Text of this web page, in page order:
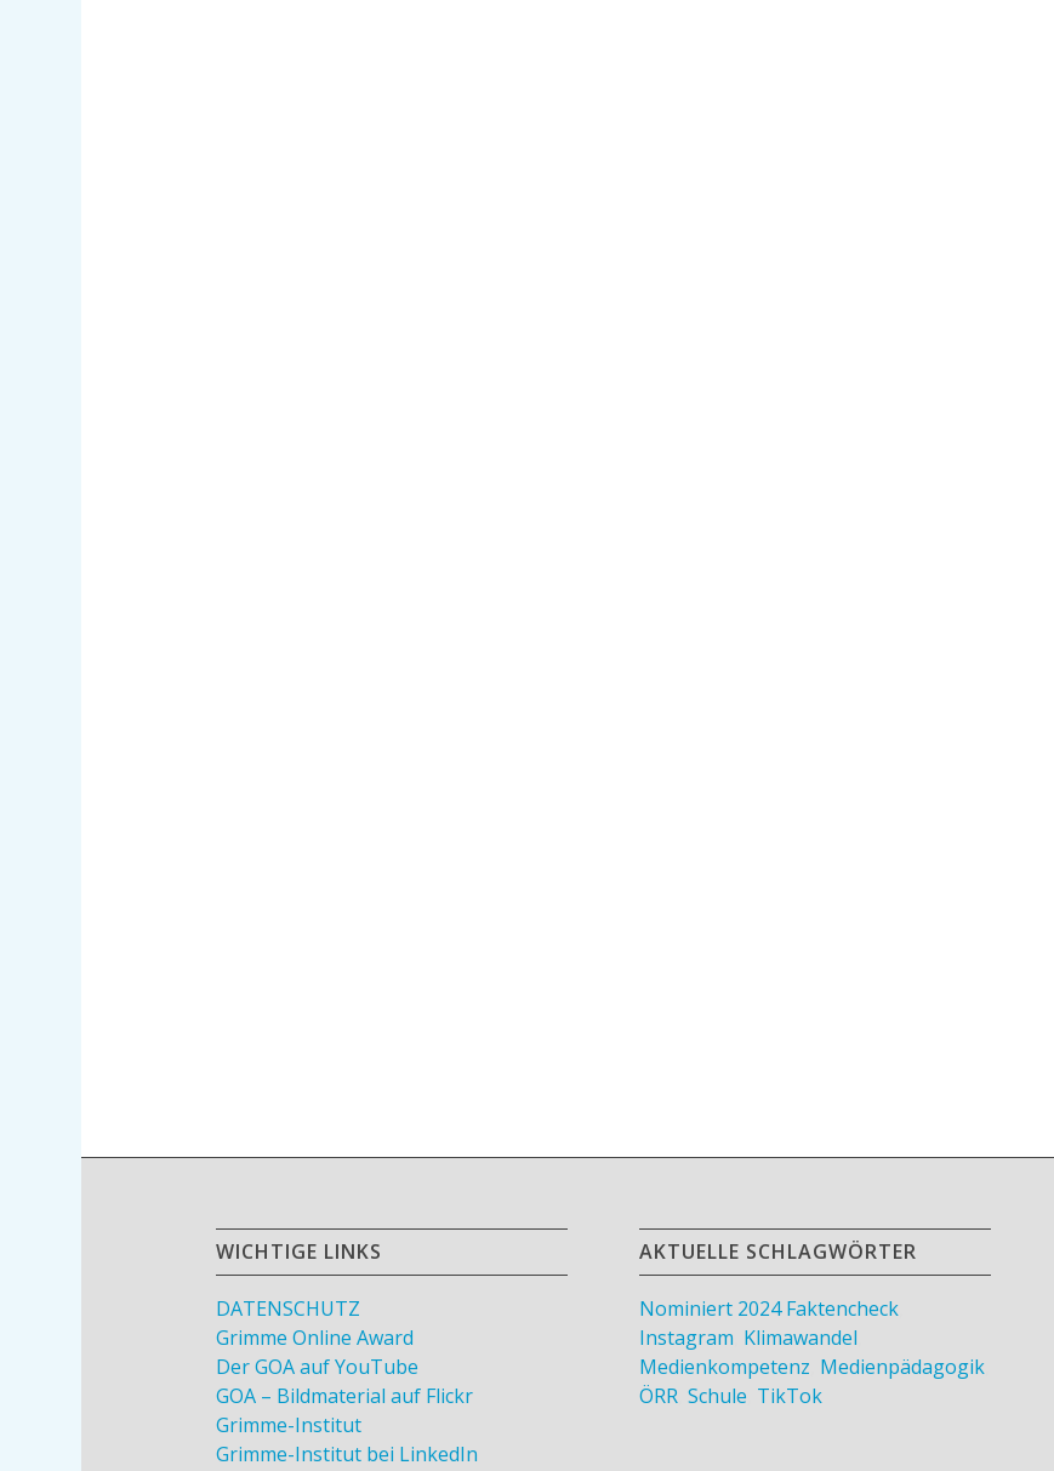
WICHTIGE LINKS
DATENSCHUTZ
Grimme Online Award
Der GOA auf YouTube
GOA – Bildmaterial auf Flickr
Grimme-Institut
Grimme-Institut bei LinkedIn
AKTUELLE SCHLAGWÖRTER
Nominiert 2024 Faktencheck,
Instagram Klimawandel
Medienkompetenz Medienpädagogik,
ÖRR, Schule TikTok